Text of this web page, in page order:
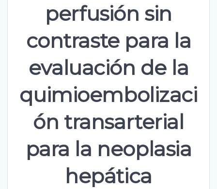
perfusión sin
contraste para la
evaluación de la
quimioembolizaci
ón transarterial
para la neoplasia
hepática